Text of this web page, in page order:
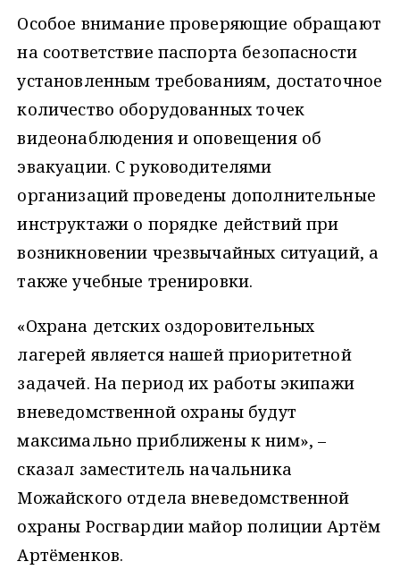
Особое внимание проверяющие обращают
на соответствие паспорта безопасности
установленным требованиям, достаточное
количество оборудованных точек
видеонаблюдения и оповещения об
эвакуации. С руководителями
организаций проведены дополнительные
инструктажи о порядке действий при
возникновении чрезвычайных ситуаций, а
также учебные тренировки.
«Охрана детских оздоровительных
лагерей является нашей приоритетной
задачей. На период их работы экипажи
вневедомственной охраны будут
максимально приближены к ним», –
сказал заместитель начальника
Можайского отдела вневедомственной
охраны Росгвардии майор полиции Артём
Артёменков.